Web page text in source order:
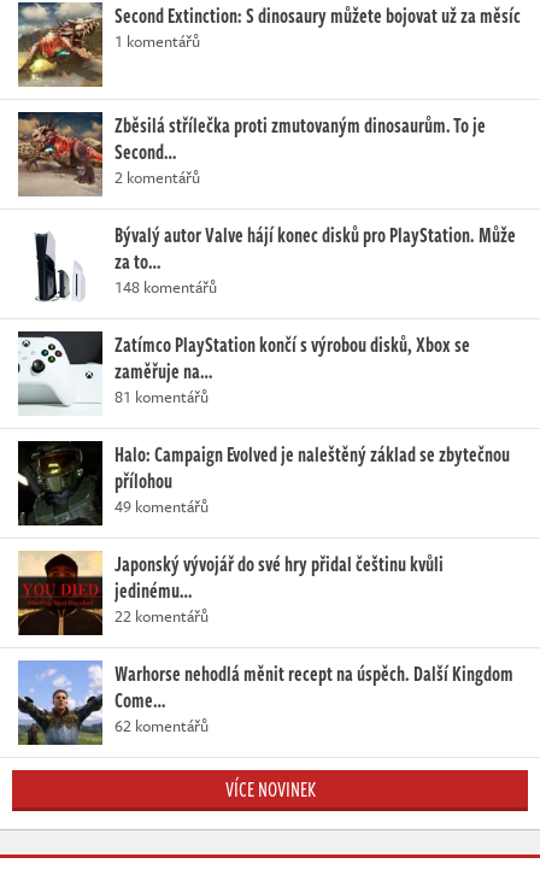
Second Extinction: S dinosaury můžete bojovat už za měsíc
1 komentářů
Zběsilá střílečka proti zmutovaným dinosaurům. To je
Second…
2 komentářů
Bývalý autor Valve hájí konec disků pro PlayStation. Může
za to…
148 komentářů
Zatímco PlayStation končí s výrobou disků, Xbox se
zaměřuje na…
81 komentářů
Halo: Campaign Evolved je naleštěný základ se zbytečnou
přílohou
49 komentářů
Japonský vývojář do své hry přidal češtinu kvůli
jedinému…
22 komentářů
Warhorse nehodlá měnit recept na úspěch. Další Kingdom
Come…
62 komentářů
VÍCE NOVINEK